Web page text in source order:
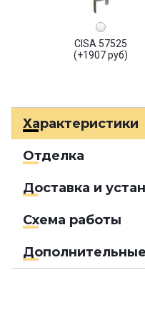
CISA 57525
(+1907 руб)
Характеристики
Отделка
Доставка и
Схема работы